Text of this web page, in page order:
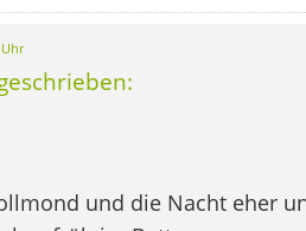
und die Nacht eher